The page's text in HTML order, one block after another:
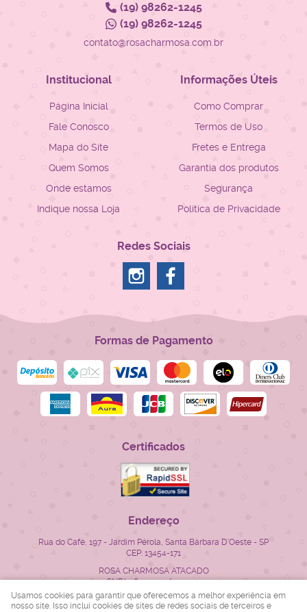
(19)98262-1245
(19)98262-1245
contato@rosacharmosa.com.br
Institucional
Página Inicial
Fale Conosco
Mapa do Site
Quem Somos
Onde estamos
Indique nossa Loja
Informações Úteis
Como Comprar
Termos de Uso
Fretes e Entrega
Garantia dos produtos
Segurança
Política de Privacidade
Redes Sociais
Formas de Pagamento
Certificados
Endereço
Rua do Café, 197 - Jardim Pérola, Santa Bárbara D'Oeste - SP
CEP: 13454-171
ROSA CHARMOSA ATACADO
CNPJ: 28.522.715/0001-23
Usamos cookies para garantir que oferecemos a melhor experiência em
nosso site. Isso inclui cookies de sites de redes sociais de terceiros e